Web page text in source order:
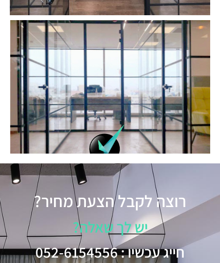
רוצה לקבל הצעת מחיר?
יש לך שאלה?
חייג עכשיו : 052-6154556